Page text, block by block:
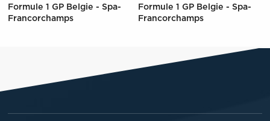
Formule 1 GP Belgie - Spa-
Francorchamps
Formule 1 GP Belgie - Spa-
Francorchamps